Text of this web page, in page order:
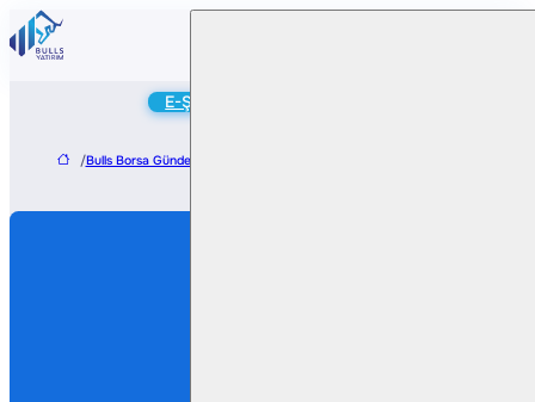
E-Şube
/Bulls Borsa Gündem